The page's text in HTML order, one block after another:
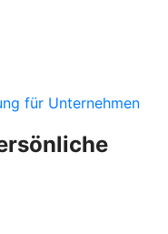
für Unternehmen